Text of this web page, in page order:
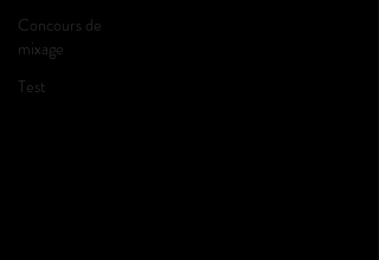
Concours de
mixage
Test